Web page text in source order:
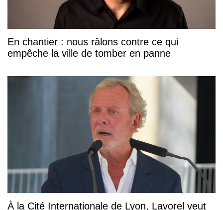
En chantier : nous râlons contre ce qui
empêche la ville de tomber en panne
À la Cité Internationale de Lyon, Lavorel veut